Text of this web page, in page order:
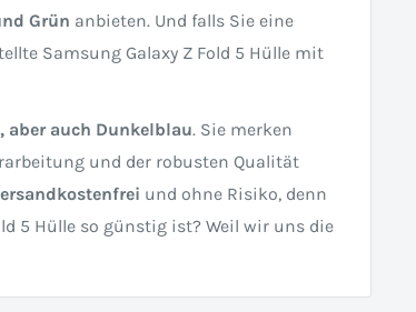
Grün anbieten. Und falls Sie eine
Samsung Galaxy Z Fold 5 Hülle mit
aber auch Dunkelblau. Sie merken
und der robusten Qualität
und ohne Risiko, denn
5 Hülle so günstig ist? Weil wir uns die